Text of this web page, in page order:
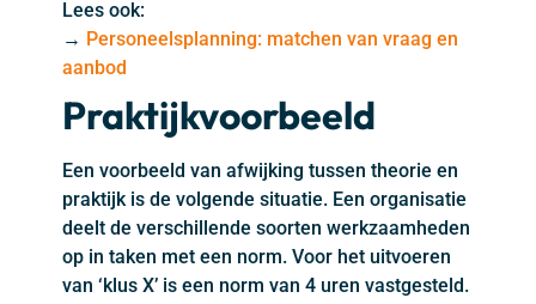
Lees ook:
→ Personeelsplanning: matchen van vraag en
aanbod
Praktijkvoorbeeld
Een voorbeeld van afwijking tussen theorie en
praktijk is de volgende situatie. Een organisatie
deelt de verschillende soorten werkzaamheden
op in taken met een norm. Voor het uitvoeren
van ‘klus X’ is een norm van 4 uren vastgesteld.